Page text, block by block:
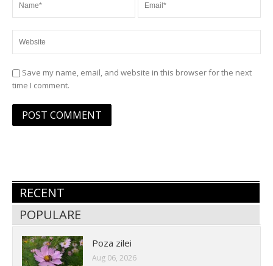
Save my name, email, and website in this browser for the next
time I comment.
RECENT
POPULARE
Poza zilei
Aug 06, 2026